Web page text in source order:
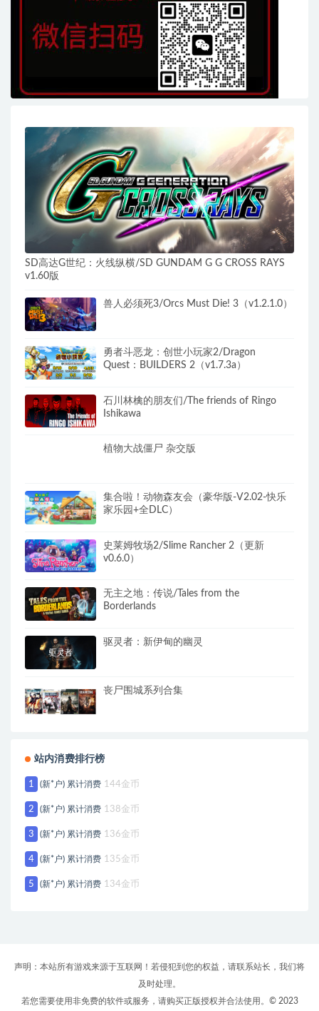
SD高达G世纪：火线纵横/SD GUNDAM G G CROSS RAYS
v1.60版
兽人必须死3/Orcs Must Die! 3（v1.2.1.0）
勇者斗恶龙：创世小玩家2/Dragon
Quest：BUILDERS 2（v1.7.3a）
石川林檎的朋友们/The friends of Ringo
Ishikawa
植物大战僵尸 杂交版
集合啦！动物森友会（豪华版-V2.02-快乐
家乐园+全DLC）
史莱姆牧场2/Slime Rancher 2（更新
v0.6.0）
无主之地：传说/Tales from the
Borderlands
驱灵者：新伊甸的幽灵
丧尸围城系列合集
站内消费排行榜
1 (新*户) 累计消费 144金币
2 (新*户) 累计消费 138金币
3 (新*户) 累计消费 136金币
4 (新*户) 累计消费 135金币
5 (新*户) 累计消费 134金币
声明：本站所有游戏来源于互联网！若侵犯到您的权益，请联系站长，我们将
及时处理。
若您需要使用非免费的软件或服务，请购买正版授权并合法使用。© 2023